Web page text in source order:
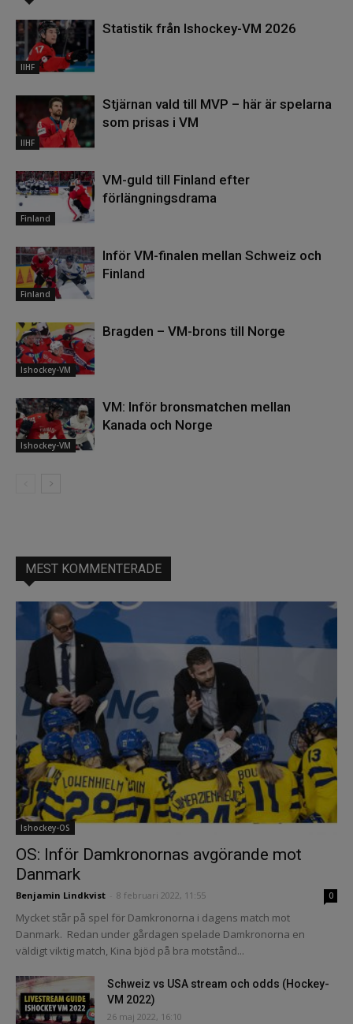
IIHF
Statistik från Ishockey-VM 2026
IIHF
Stjärnan vald till MVP – här är spelarna
som prisas i VM
Finland
VM-guld till Finland efter
förlängningsdrama
Finland
Inför VM-finalen mellan Schweiz och
Finland
Ishockey-VM
Bragden – VM-brons till Norge
Ishockey-VM
VM: Inför bronsmatchen mellan
Kanada och Norge
MEST KOMMENTERADE
Ishockey-OS
OS: Inför Damkronornas avgörande mot
Danmark
Benjamin Lindkvist 8 februari 2022, 11:55 0
Mycket står på spel för Damkronorna i dagens match mot
Danmark. Redan under gårdagen spelade Damkronorna en
väldigt viktig match, Kina bjöd på bra motstånd...
Schweiz vs USA stream och odds (Hockey-
VM 2022)
26 maj 2022, 16:10